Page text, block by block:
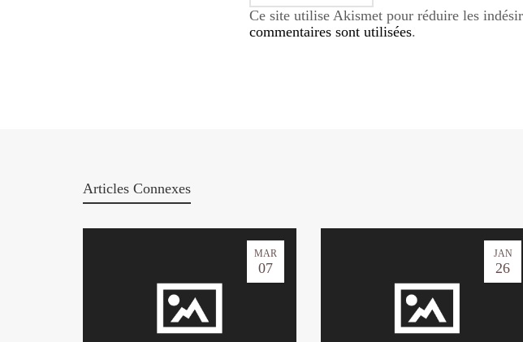
Ce site utilise Akismet pour réduire les
commentaires sont utilisées.
Articles Connexes
MAR
07
JAN
26